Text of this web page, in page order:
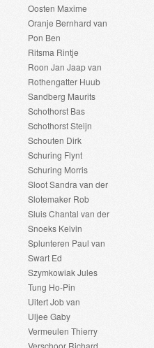
Oosten Maxime
Oranje Bernhard van
Pon Ben
Ritsma Rintje
Roon Jan Jaap van
Rothengatter Huub
Sandberg Maurits
Schothorst Bas
Schothorst Steijn
Schouten Dirk
Schuring Flynt
Schuring Morris
Sloot Sandra van der
Slotemaker Rob
Sluis Chantal van der
Snoeks Kelvin
Splunteren Paul van
Swart Ed
Szymkowiak Jules
Tung Ho-Pin
Uitert Job van
Uljee Gaby
Vermeulen Thierry
Verschoor Richard